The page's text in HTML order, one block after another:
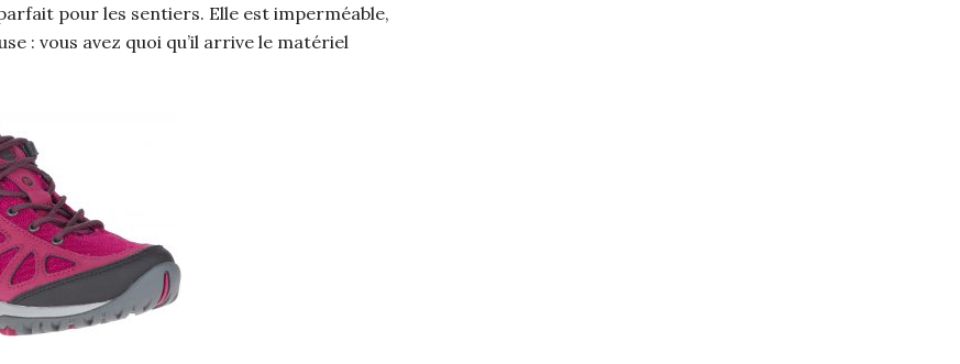
pour les sentiers. Elle est imperméable,
: vous avez quoi qu’il arrive le matériel